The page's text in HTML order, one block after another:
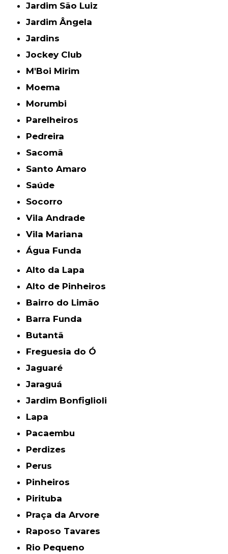
Jardim São Luiz
Jardim Ângela
Jardins
Jockey Club
M'Boi Mirim
Moema
Morumbi
Parelheiros
Pedreira
Sacomã
Santo Amaro
Saúde
Socorro
Vila Andrade
Vila Mariana
Água Funda
Alto da Lapa
Alto de Pinheiros
Bairro do Limão
Barra Funda
Butantã
Freguesia do Ó
Jaguaré
Jaraguá
Jardim Bonfiglioli
Lapa
Pacaembu
Perdizes
Perus
Pinheiros
Pirituba
Praça da Arvore
Raposo Tavares
Rio Pequeno